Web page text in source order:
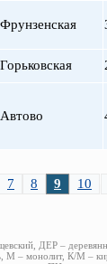
Фрунзенская
Горьковская
Автово
7 8 9 10
ДЕР –
М – монолит, К/М –